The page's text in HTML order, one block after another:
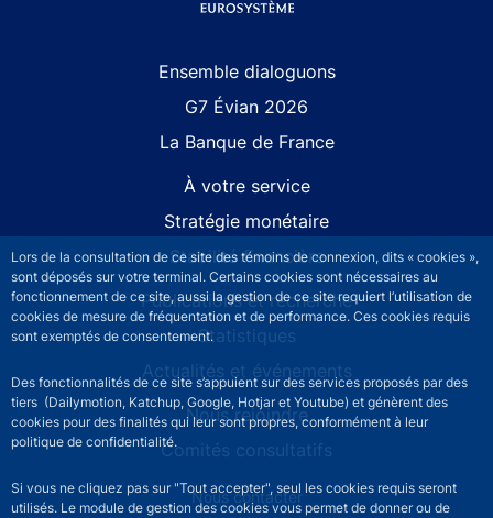
Lors de la consultation de ce site des témoins de connexion, dits « cookies »,
sont déposés sur votre terminal. Certains cookies sont nécessaires au
fonctionnement de ce site, aussi la gestion de ce site requiert l’utilisation de
cookies de mesure de fréquentation et de performance. Ces cookies requis
sont exemptés de consentement.
Des fonctionnalités de ce site s’appuient sur des services proposés par des
tiers (Dailymotion, Katchup, Google, Hotjar et Youtube) et génèrent des
cookies pour des finalités qui leur sont propres, conformément à leur
politique de confidentialité.
Si vous ne cliquez pas sur "Tout accepter", seul les cookies requis seront
utilisés. Le module de gestion des cookies vous permet de donner ou de
Ensemble dialoguons
G7 Évian 2026
La Banque de France
À votre service
Stratégie monétaire
Stabilité financière
Publications et recherche
Statistiques
Actualités et événements
Nous rejoindre
Comités consultatifs
Footer secondary menuNous contacter